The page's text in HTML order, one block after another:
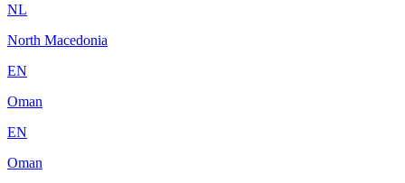
NL
North Macedonia
EN
Oman
EN
Oman